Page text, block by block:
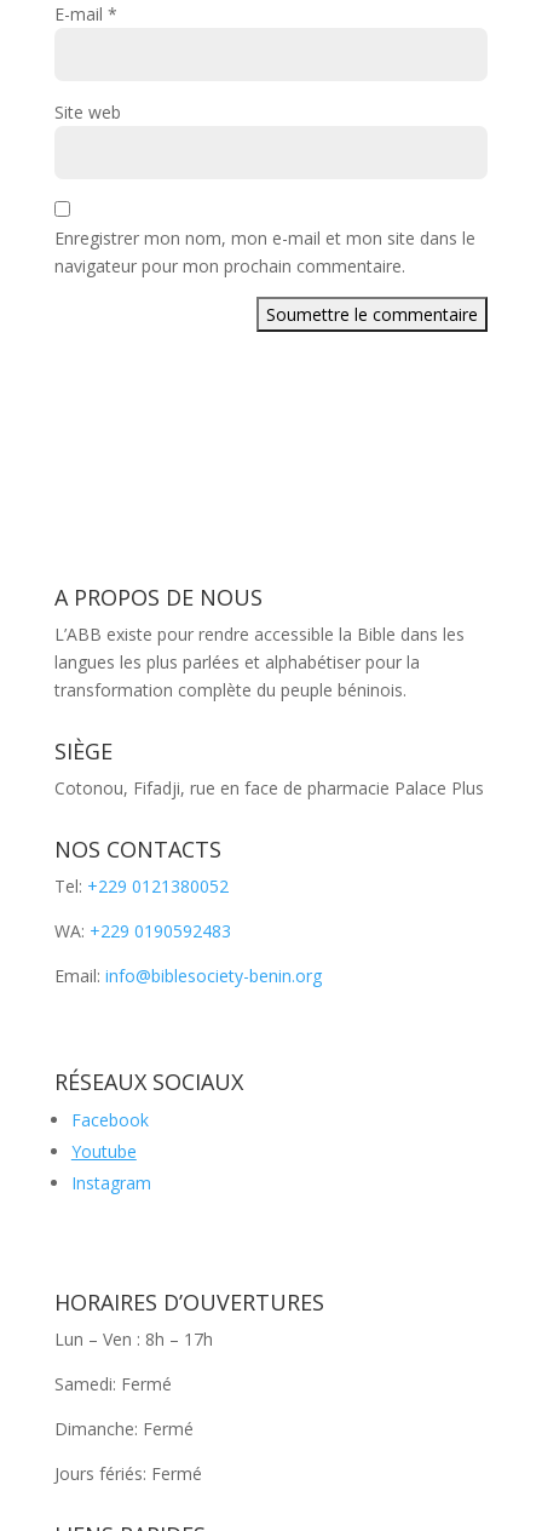
E-mail *
Site web
Enregistrer mon nom, mon e-mail et mon site dans le
navigateur pour mon prochain commentaire.
Soumettre le commentaire
A PROPOS DE NOUS
L’ABB existe pour rendre accessible la Bible dans les
langues les plus parlées et alphabétiser pour la
transformation complète du peuple béninois.
SIÈGE
Cotonou, Fifadji, rue en face de pharmacie Palace Plus
NOS CONTACTS
Tel: +229 0121380052
WA: +229 0190592483
Email: info@biblesociety-benin.org
RÉSEAUX SOCIAUX
Facebook
Youtube
Instagram
HORAIRES D’OUVERTURES
Lun – Ven : 8h – 17h
Samedi: Fermé
Dimanche: Fermé
Jours fériés: Fermé